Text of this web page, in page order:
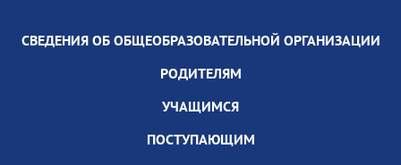
СВЕДЕНИЯ ОБ ОБЩЕОБРАЗОВАТЕЛЬНОЙ ОРГАНИЗАЦИИ
РОДИТЕЛЯМ
УЧАЩИМСЯ
ПОСТУПАЮЩИМ